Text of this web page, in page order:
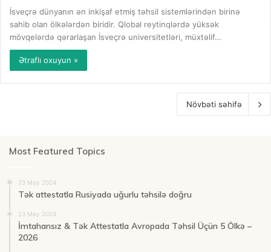
İsveçrə dünyanın ən inkişaf etmiş təhsil sistemlərindən birinə
sahib olan ölkələrdən biridir. Qlobal reytinqlərdə yüksək
mövqelərdə qərarlaşan İsveçrə universitetləri, müxtəlif…
Ətraflı oxuyun »
Növbəti səhifə
Most Featured Topics
23 May 2024
Tək attestatla Rusiyada uğurlu təhsilə doğru
23 May 2024
İmtahansız & Tək Attestatla Avropada Təhsil Üçün 5 Ölkə –
2026